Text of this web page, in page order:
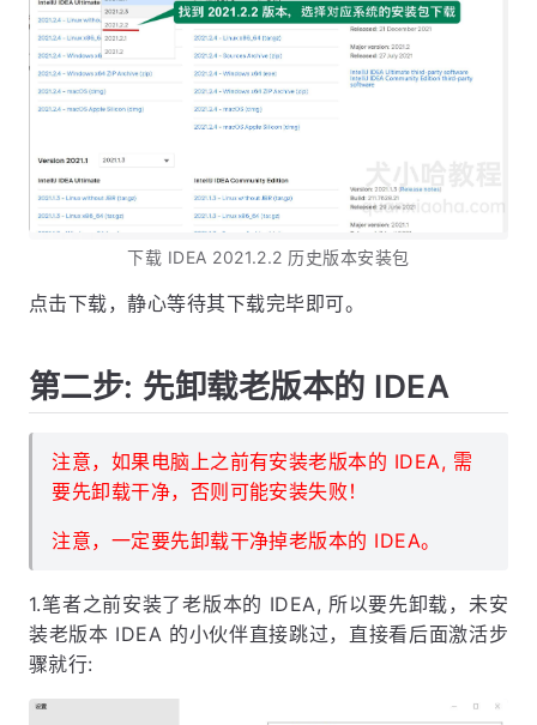
下载 IDEA 2021.2.2 历史版本安装包
点击下载，静心等待其下载完毕即可。
第二步: 先卸载老版本的 IDEA
注意，如果电脑上之前有安装老版本的 IDEA, 需
要先卸载干净，否则可能安装失败！
注意，一定要先卸载干净掉老版本的 IDEA。
1.笔者之前安装了老版本的 IDEA, 所以要先卸载，未安
装老版本 IDEA 的小伙伴直接跳过，直接看后面激活步
骤就行: